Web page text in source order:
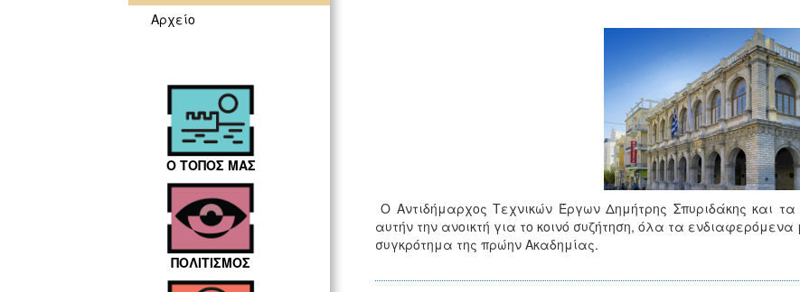
Αρχείο
Ο ΤΟΠΟΣ ΜΑΣ
ΠΟΛΙΤΙΣΜΟΣ
Ο Αντιδήμαρχος Τεχνικών Έργων Δημήτρης Σπυριδάκης και
αυτήν την ανοικτή για το κοινό συζήτηση, όλα τα
συγκρότημα της πρώην Ακαδημίας.